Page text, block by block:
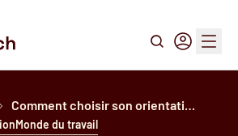
Recherche
Connexion
Menu
Comment choisir son orientati…
Monde du travail